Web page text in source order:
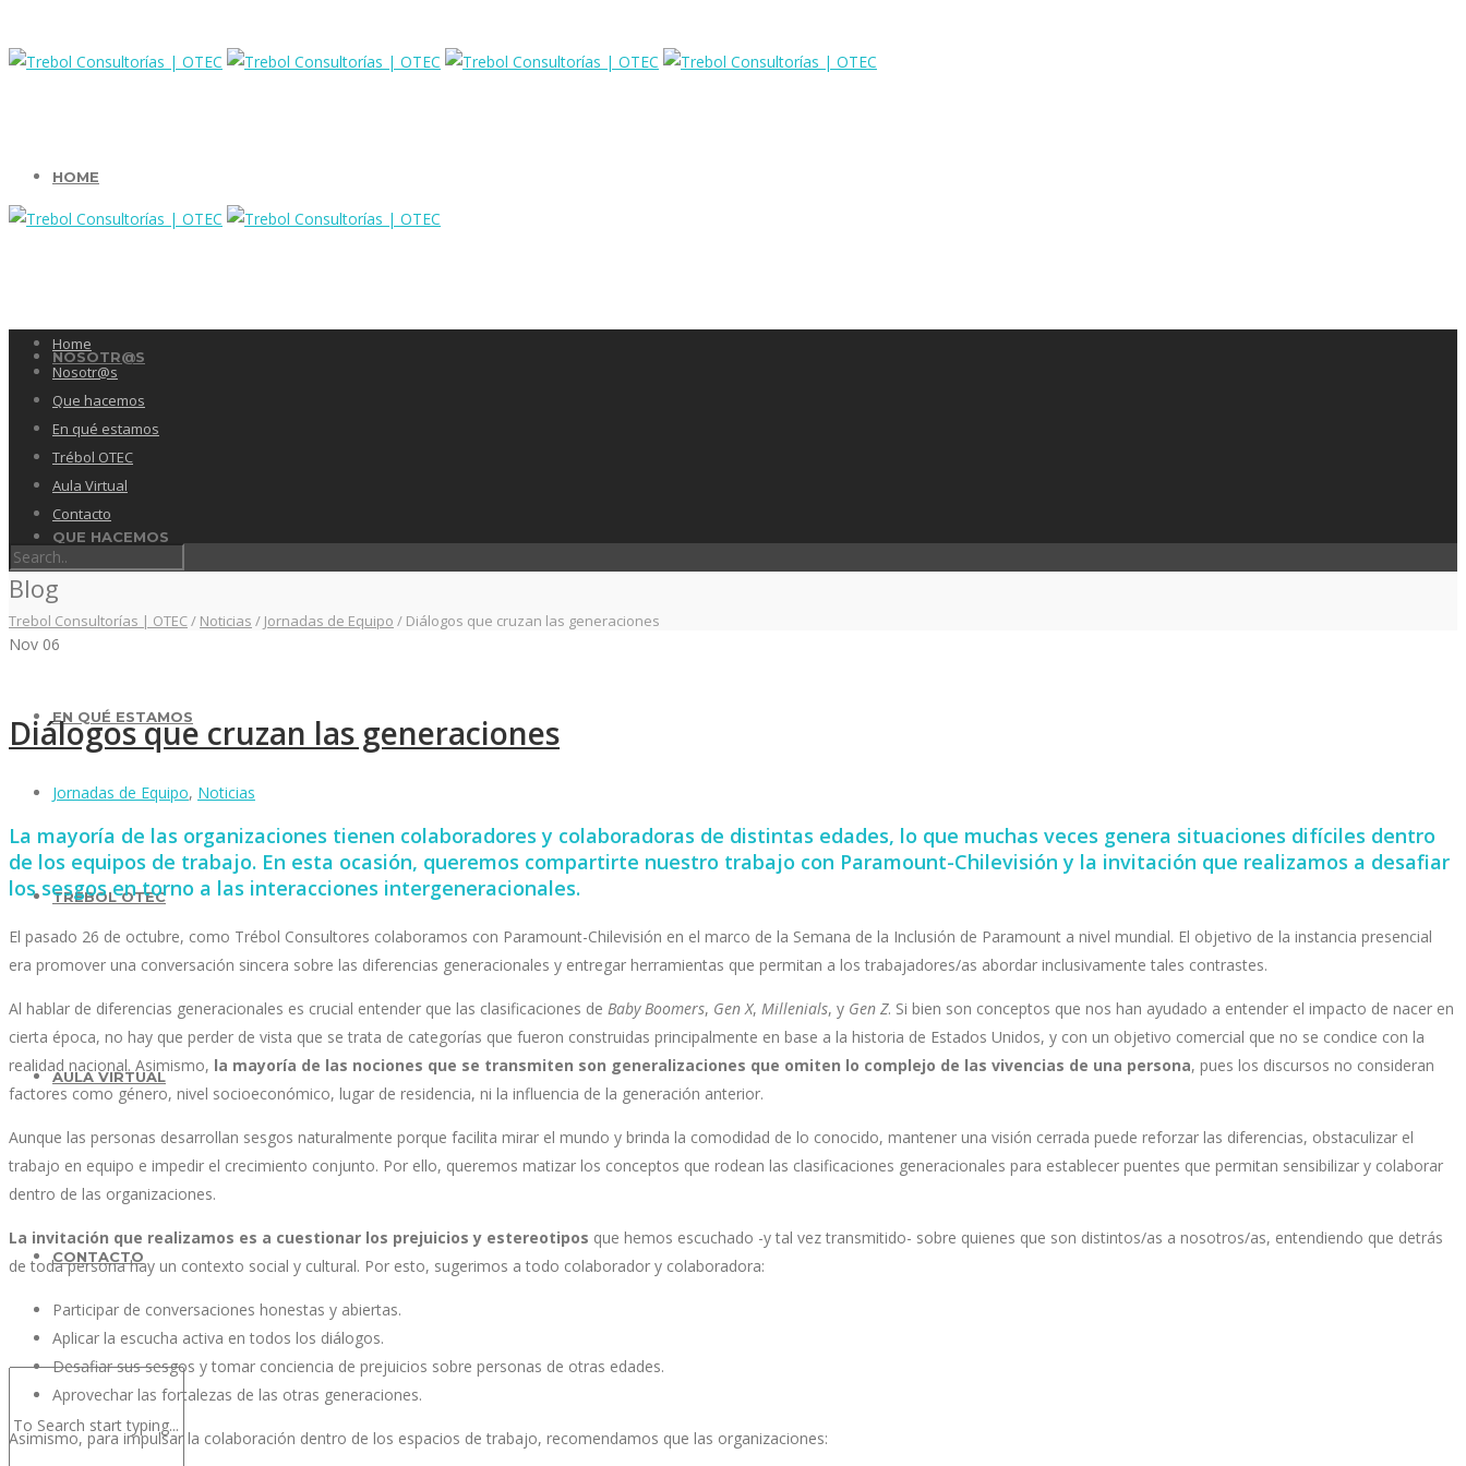
HOME
NOSOTR@S
QUE HACEMOS
EN QUÉ ESTAMOS
TRÉBOL OTEC
AULA VIRTUAL
CONTACTO
Home
Nosotr@s
Que hacemos
En qué estamos
Trébol OTEC
Aula Virtual
Contacto
Blog
Trebol Consultorías | OTEC/ Noticias / Jornadas de Equipo / Diálogos que cruzan las generaciones
Nov 06
Diálogos que cruzan las generaciones
Jornadas de Equipo, Noticias
La mayoría de las organizaciones tienen colaboradores y colaboradoras de distintas edades, lo que muchas veces genera situaciones difíciles dentro
de los equipos de trabajo. En esta ocasión, queremos compartirte nuestro trabajo con Paramount-Chilevisión y la invitación que realizamos a desafiar
los sesgos en torno a las interacciones intergeneracionales.
El pasado 26 de octubre, como Trébol Consultores colaboramos con Paramount-Chilevisión en el marco de la Semana de la Inclusión de Paramount a nivel mundial. El objetivo de la instancia presencial
era promover una conversación sincera sobre las diferencias generacionales y entregar herramientas que permitan a los trabajadores/as abordar inclusivamente tales contrastes.
Al hablar de diferencias generacionales es crucial entender que las clasificaciones de Baby Boomers, Gen X, Millenials, y Gen Z. Si bien son conceptos que nos han ayudado a entender el impacto de nacer en
cierta época, no hay que perder de vista que se trata de categorías que fueron construidas principalmente en base a la historia de Estados Unidos, y con un objetivo comercial que no se condice con la
realidad nacional. Asimismo, la mayoría de las nociones que se transmiten son generalizaciones que omiten lo complejo de las vivencias de una persona, pues los discursos no consideran
factores como género, nivel socioeconómico, lugar de residencia, ni la influencia de la generación anterior.
Aunque las personas desarrollan sesgos naturalmente porque facilita mirar el mundo y brinda la comodidad de lo conocido, mantener una visión cerrada puede reforzar las diferencias, obstaculizar el
trabajo en equipo e impedir el crecimiento conjunto. Por ello, queremos matizar los conceptos que rodean las clasificaciones generacionales para establecer puentes que permitan sensibilizar y colaborar
dentro de las organizaciones.
La invitación que realizamos es a cuestionar los prejuicios y estereotipos que hemos escuchado -y tal vez transmitido- sobre quienes que son distintos/as a nosotros/as, entendiendo que detrás
de toda persona hay un contexto social y cultural. Por esto, sugerimos a todo colaborador y colaboradora:
Participar de conversaciones honestas y abiertas.
Aplicar la escucha activa en todos los diálogos.
Desafiar sus sesgos y tomar conciencia de prejuicios sobre personas de otras edades.
Aprovechar las fortalezas de las otras generaciones.
Asimismo, para impulsar la colaboración dentro de los espacios de trabajo, recomendamos que las organizaciones: